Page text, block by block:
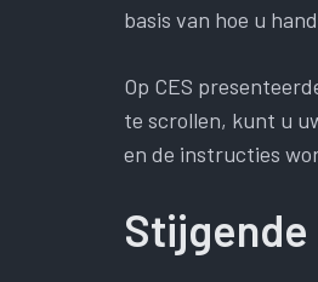
basis van hoe u
Op CES
te scrollen, kunt u
en de instructies